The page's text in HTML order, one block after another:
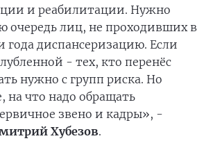
и реабилитации. Нужно
очередь лиц, не проходивших в
года диспансеризацию. Если
- тех, кто перенёс
нужно с групп риска. Но
на что надо обращать
звено и кадры», -
Хубезов.